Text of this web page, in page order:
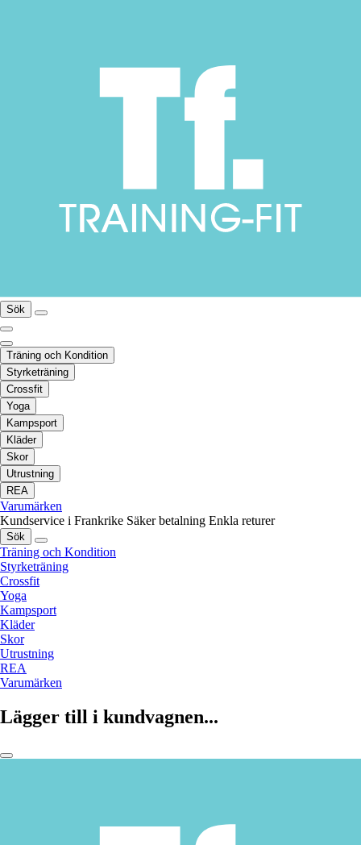
Sök
Träning och Kondition
Styrketräning
Crossfit
Yoga
Kampsport
Kläder
Skor
Utrustning
REA
Varumärken
Kundservice i Frankrike Säker betalning Enkla returer
Sök
Träning och Kondition
Styrketräning
Crossfit
Yoga
Kampsport
Kläder
Skor
Utrustning
REA
Varumärken
Lägger till i kundvagnen...